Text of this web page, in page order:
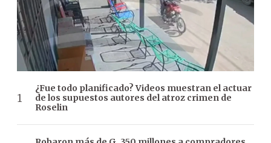
¿Fue todo planificado? Videos muestran el actuar
de los supuestos autores del atroz crimen de
Roselin